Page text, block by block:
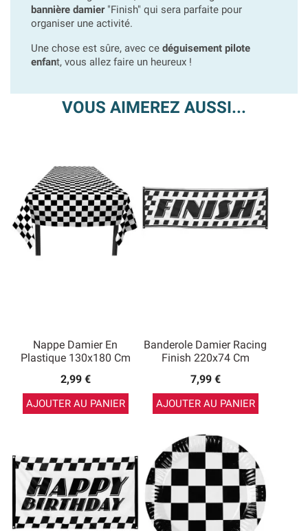
bannière damier"Finish" qui sera parfaite pour
organiser une activité.
Une chose est sûre, avec ce déguisement pilote
enfant, vous allez faire un heureux !
VOUS AIMEREZ AUSSI...
Nappe Damier En
Plastique 130x180 Cm
2,99 €
AJOUTER AU PANIER
Banderole Damier Racing
Finish 220x74 Cm
7,99 €
AJOUTER AU PANIER